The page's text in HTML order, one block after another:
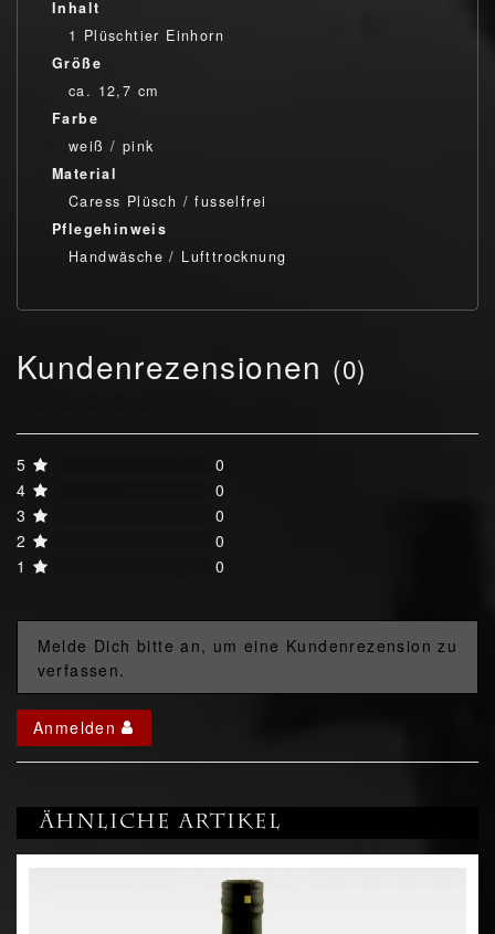
Inhalt
1 Plüschtier Einhorn
Größe
ca. 12,7 cm
Farbe
weiß / pink
Material
Caress Plüsch / fusselfrei
Pflegehinweis
Handwäsche / Lufttrocknung
Kundenrezensionen (0)
5
0
4
0
3
0
2
0
1
0
Melde Dich bitte an, um eine Kundenrezension zu
verfassen.
Anmelden
Ähnliche Artikel